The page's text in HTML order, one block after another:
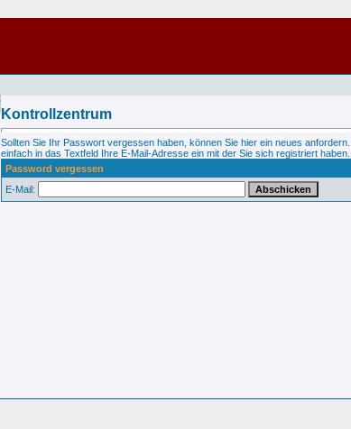
Kontrollzentrum
Sollten Sie Ihr Passwort vergessen haben, können Sie hier ein neues
einfach in das Textfeld Ihre E-Mail-Adresse ein mit der Sie sich registriert haben.
Password vergessen
E-Mail: